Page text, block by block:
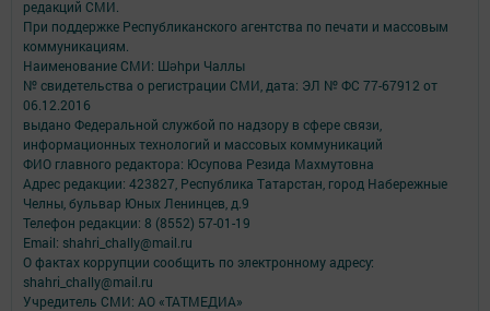
редакций СМИ.
При поддержке Республиканского агентства по печати и массовым
коммуникациям.
Наименование СМИ: Шəhри Чаллы
№ свидетельства о регистрации СМИ, дата: ЭЛ № ФС 77-67912 от
06.12.2016
выдано Федеральной службой по надзору в сфере связи,
информационных технологий и массовых коммуникаций
ФИО главного редактора: Юсупова Резида Махмутовна
Адрес редакции: 423827, Республика Татарстан, город Набережные
Челны, бульвар Юных Ленинцев, д.9
Телефон редакции: 8 (8552) 57-01-19
Email: shahri_chally@mail.ru
О фактах коррупции сообщить по электронному адресу:
shahri_chally@mail.ru
Учредитель СМИ: АО «ТАТМЕДИА»